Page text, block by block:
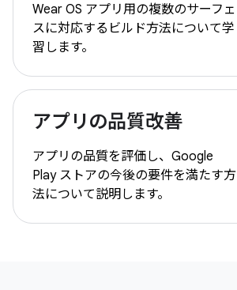
Wear OS アプリ用の複数のサーフェ
スに対応するビルド方法について学
習します。
アプリの品質改善
アプリの品質を評価し、Google
Play ストアの今後の要件を満たす方
法について説明します。